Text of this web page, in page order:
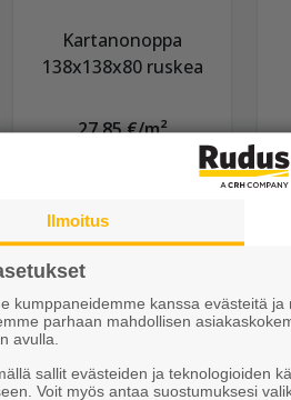
Kartanonoppa
138x138x80 ruskea
27,85 €/m²
Näytä lisätiedot
Ilmoitus
kumppaneidemme kanssa evästeitä
parhaan mahdollisen
avulla.
sallit evästeiden ja teknologioiden
Voit myös antaa suostumuksesi